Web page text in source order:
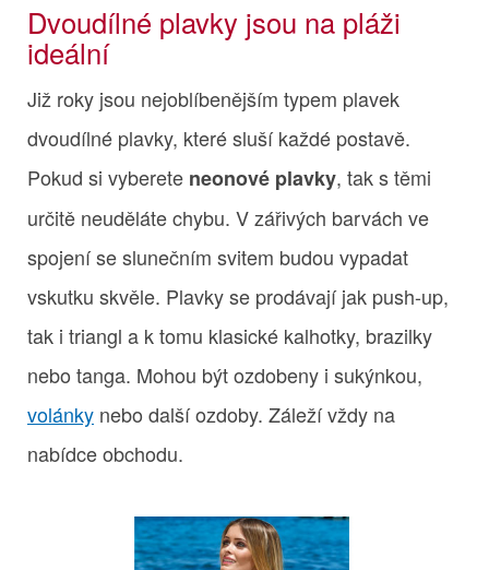
Dvoudílné plavky jsou na pláži
ideální
Již roky jsou nejoblíbenějším typem plavek
dvoudílné plavky, které sluší každé postavě.
Pokud si vyberete neonové plavky, tak s těmi
určitě neuděláte chybu. V zářivých barvách ve
spojení se slunečním svitem budou vypadat
vskutku skvěle. Plavky se prodávají jak push-up,
tak i triangl a k tomu klasické kalhotky, brazilky
nebo tanga. Mohou být ozdobeny i sukýnkou,
volánky nebo další ozdoby. Záleží vždy na
nabídce obchodu.